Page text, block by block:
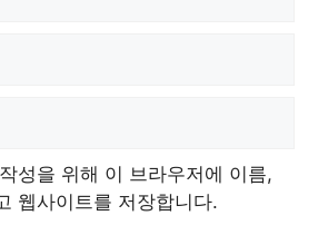
성을 위해 이 브라우저에 이름,
웹사이트를 저장합니다.